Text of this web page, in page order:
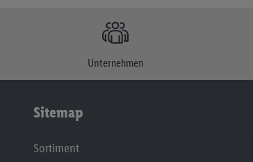
Unternehmen
Sitemap
Sortiment